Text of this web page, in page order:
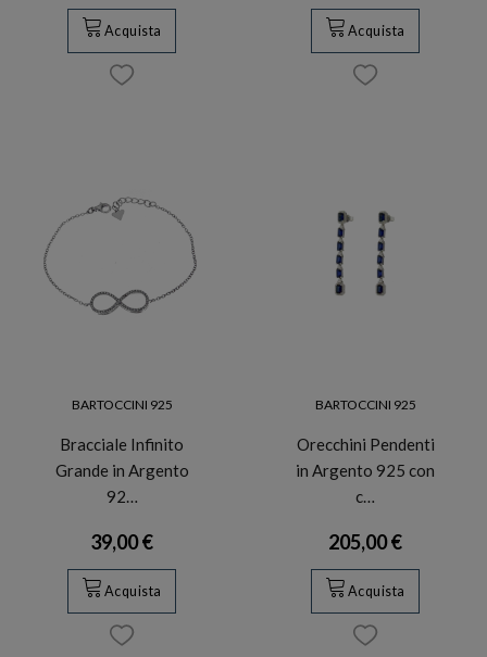
Acquista Acquista
BARTOCCINI 925
Bracciale Infinito
Grande in Argento
92…
39,00 €
Acquista
BARTOCCINI 925
Orecchini Pendenti
in Argento 925 con
c…
205,00 €
Acquista